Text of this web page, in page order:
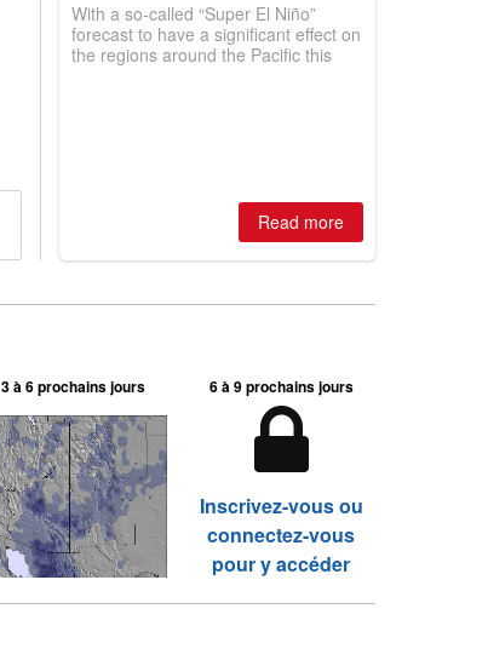
With a so-called “Super El Niño”
forecast to have a significant effect on
the regions around the Pacific this
Read more
3 à 6 prochains jours 6 à 9 prochains jours
Inscrivez-vous ou
connectez-vous
pour y accéder